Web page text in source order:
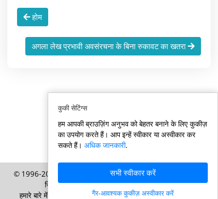
होम
अगला लेख प्रभावी अवसंरचना के बिना रुकावट का खतरा
© 1996-2026 Swisssamachar.in – HELP Media AG, ज्यूरिख,
स्विट्ज़रलैंड की एक प्रकाशन – सर्वाधिकार सुरक्षित
हमारे बारे में
उपयोग की शर्तें|कुकी नीति|गोपनीयता नीति
कुकी सेटिंग्स
हम आपकी ब्राउज़िंग अनुभव को बेहतर बनाने के लिए कुकीज़
का उपयोग करते हैं। आप इन्हें स्वीकार या अस्वीकार कर
सकते हैं। अधिक जानकारी.
सभी स्वीकार करें
गैर-आवश्यक कुकीज़ अस्वीकार करें